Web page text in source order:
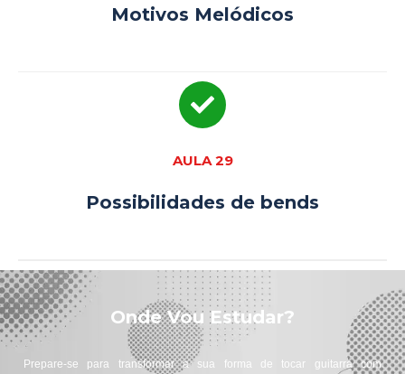
Motivos Melódicos
AULA 29
Possibilidades de bends
Onde Vou Estudar?
Prepare-se para transformar a sua forma de tocar guitarra com